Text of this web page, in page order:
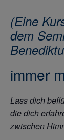
(Eine
dem
immer
Lass dich
die dich
zwischen